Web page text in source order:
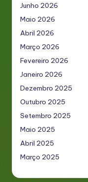
Junho 2026
Maio 2026
Abril 2026
Março 2026
Fevereiro 2026
Janeiro 2026
Dezembro 2025
Outubro 2025
Setembro 2025
Maio 2025
Abril 2025
Março 2025